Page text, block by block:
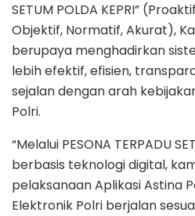
SETUM POLDA KEPRI”
Objektif, Normatif, Akurat),
berupaya menghadirkan
lebih efektif, efisien,
sejalan dengan arah
Polri.
“Melalui PESONA TERPADU
berbasis teknologi digital,
pelaksanaan Aplikasi Astina
Elektronik Polri berjalan